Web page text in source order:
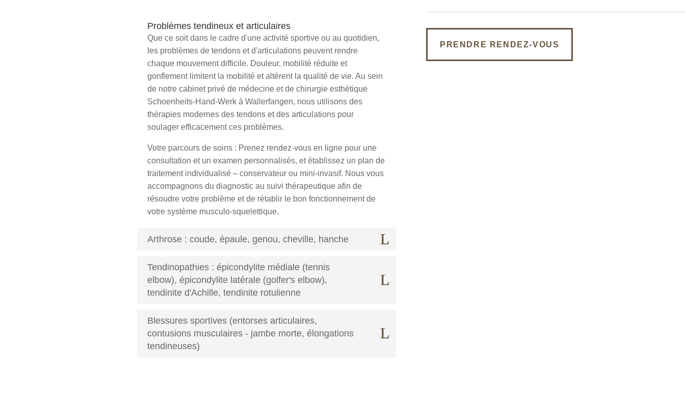
Problèmes tendineux et articulaires
Que ce soit dans le cadre d'une activité sportive ou au quotidien,
les problèmes de tendons et d'articulations peuvent rendre
chaque mouvement difficile. Douleur, mobilité réduite et
gonflement limitent la mobilité et altèrent la qualité de vie. Au sein
de notre cabinet privé de médecine et de chirurgie esthétique
Schoenheits-Hand-Werk à Wallerfangen, nous utilisons des
thérapies modernes des tendons et des articulations pour
soulager efficacement ces problèmes.
Votre parcours de soins : Prenez rendez-vous en ligne pour une
consultation et un examen personnalisés, et établissez un plan de
traitement individualisé – conservateur ou mini-invasif. Nous vous
accompagnons du diagnostic au suivi thérapeutique afin de
résoudre votre problème et de rétablir le bon fonctionnement de
votre système musculo-squelettique.
Arthrose : coude, épaule, genou, cheville, hanche
Tendinopathies : épicondylite médiale (tennis
elbow), épicondylite latérale (golfer's elbow),
tendinite d'Achille, tendinite rotulienne
Blessures sportives (entorses articulaires,
contusions musculaires - jambe morte, élongations
tendineuses)
PRENDRE RENDEZ-VOUS